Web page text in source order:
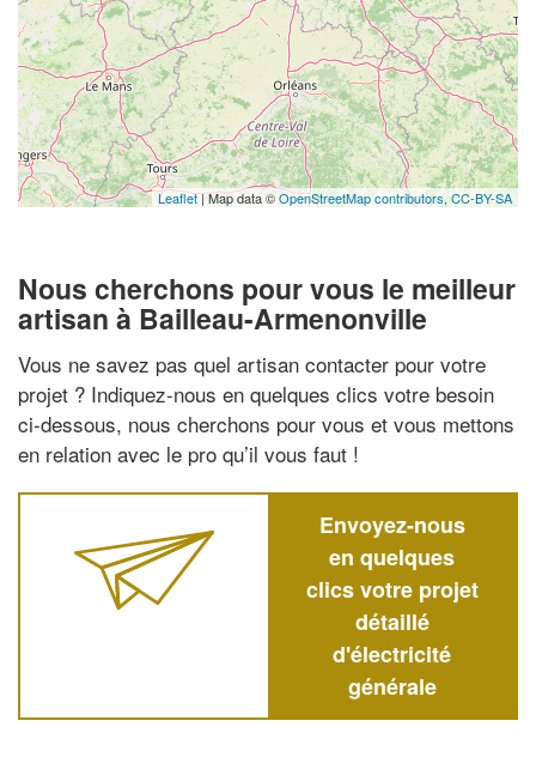
Leaflet| Map data ©OpenStreetMap contributors, CC-BY-SA
Nous cherchons pour vous le meilleur
artisan à Bailleau-Armenonville
Vous ne savez pas quel artisan contacter pour votre
projet ? Indiquez-nous en quelques clics votre besoin
ci-dessous, nous cherchons pour vous et vous mettons
en relation avec le pro qu’il vous faut !
Envoyez-nous
en quelques
clics votre projet
détaillé
d'électricité
générale